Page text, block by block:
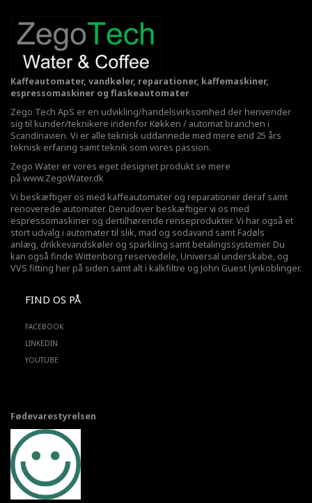
Kaffeautomater, vandkøler, reparationer, kaffemaskiner,
espressomaskiner og flaskeautomater
Zego Tech ApS er en udvikling/handelsvirksomhed der henvender
sig til kunder/teknikere indenfor Køkken / automat branchen i
Scandinavien. Vi er alle teknisk uddannede med mere end 25 års
teknisk erfaring samt teknik som vores passion.
Zego Water er vores eget designet produkt se mere
på www.ZegoWater.dk
Vi beskæftiger os med kaffeautomater og reparationer deraf samt
renoverede automater. Derudover beskæftiger vi os med
espressomaskiner og dertilhørende renseprodukter. Vi har også et
stort udvalg i automater til slik, mad og sodavand samt Fadøls
anlæg, drikkevandskøler og sparkling samt betalingssystemer. Du
kan også finde Wittenborg reservedele, Universal underskabe, og
VVS fitting her på siden samt alt i kalkfiltre og John Guest lynkoblinger.
FIND OS PÅ
FACEBOOK
LINKEDIN
YOUTUBE
Fødevarestyrelsen